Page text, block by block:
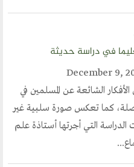
ارسل مقالآ ارسل خبر
في دراسة حديثة
الشائعة عن المسلمين في
بصلة، كما تعكس صورة سلبية غير
التي أجرتها أستاذة علم